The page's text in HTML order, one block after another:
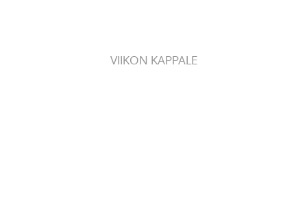
VIIKON KAPPALE